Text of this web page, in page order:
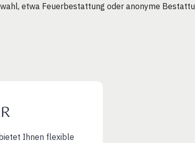
etwa Feuerbestattung oder anonyme
Ihnen flexible